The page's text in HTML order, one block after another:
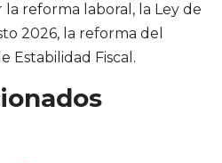
reforma laboral, la Ley de
2026, la reforma del
Estabilidad Fiscal.